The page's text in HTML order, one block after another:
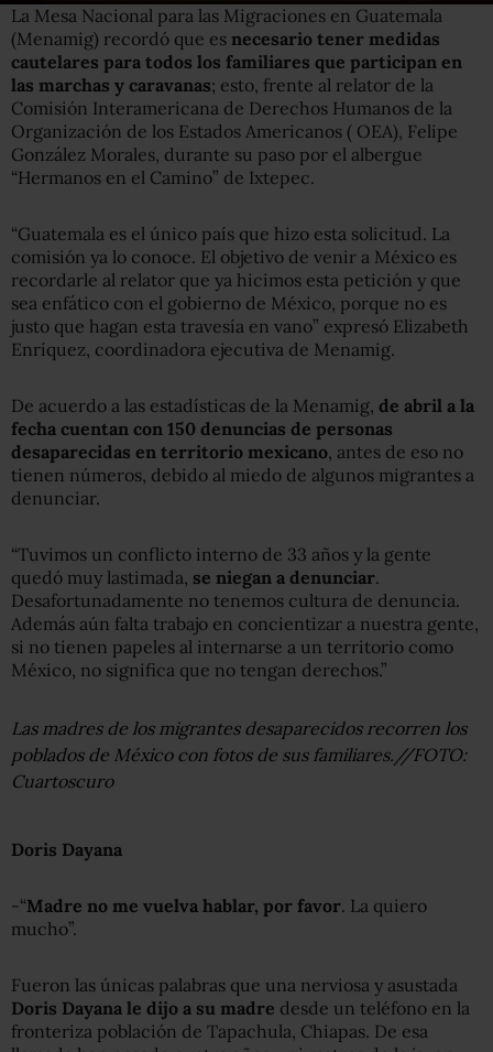
La Mesa Nacional para las Migraciones en Guatemala
(Menamig) recordó que es necesario tener medidas
cautelares para todos los familiares que participan en
las marchas y caravanas; esto, frente al relator de la
Comisión Interamericana de Derechos Humanos de la
Organización de los Estados Americanos ( OEA), Felipe
González Morales, durante su paso por el albergue
“Hermanos en el Camino” de Ixtepec.
“Guatemala es el único país que hizo esta solicitud. La
comisión ya lo conoce. El objetivo de venir a México es
recordarle al relator que ya hicimos esta petición y que
sea enfático con el gobierno de México, porque no es
justo que hagan esta travesía en vano” expresó Elizabeth
Enríquez, coordinadora ejecutiva de Menamig.
De acuerdo a las estadísticas de la Menamig, de abril a la
fecha cuentan con 150 denuncias de personas
desaparecidas en territorio mexicano , antes de eso no
tienen números, debido al miedo de algunos migrantes a
denunciar.
“Tuvimos un conflicto interno de 33 años y la gente
quedó muy lastimada, se niegan a denunciar.
Desafortunadamente no tenemos cultura de denuncia.
Además aún falta trabajo en concientizar a nuestra gente,
si no tienen papeles al internarse a un territorio como
México, no significa que no tengan derechos.”
Las madres de los migrantes desaparecidos recorren los
poblados de México con fotos de sus familiares.//FOTO:
Cuartoscuro
Doris Dayana
-“Madre no me vuelva hablar, por favor. La quiero
mucho”.
Fueron las únicas palabras que una nerviosa y asustada
Doris Dayana le dijo a su madre desde un teléfono en la
fronteriza población de Tapachula, Chiapas. De esa